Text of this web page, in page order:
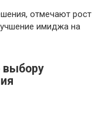
отмечают рост
имиджа на
выбору